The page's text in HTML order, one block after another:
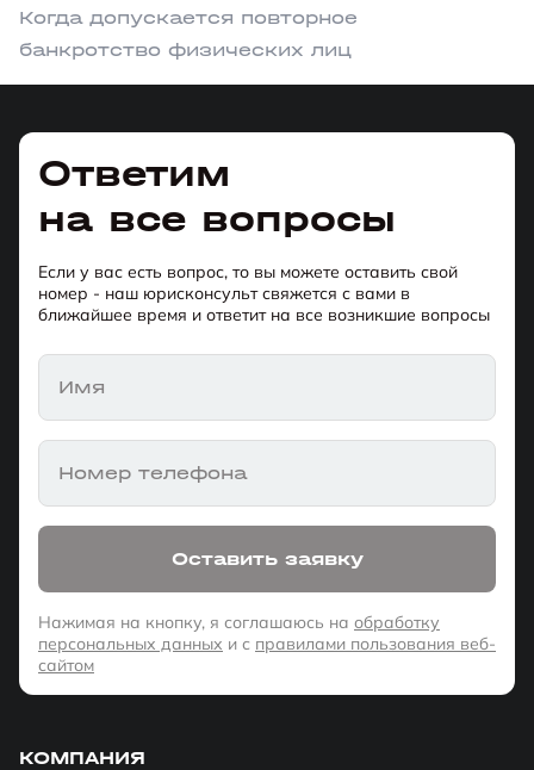
Когда допускается повторное
банкротство физических лиц
Ответим
на все вопросы
Если у вас есть вопрос, то вы можете оставить свой
номер - наш юрисконсульт свяжется с вами в
ближайшее время и ответит на все возникшие вопросы
Имя
Номер телефона
Оставить заявку
Нажимая на кнопку, я соглашаюсь на обработку
персональных данных и с правилами пользования веб-
сайтом
КОМПАНИЯ